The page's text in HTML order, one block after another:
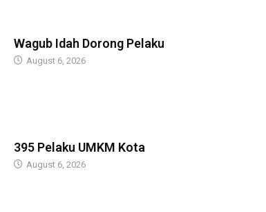
Wagub Idah Dorong Pelaku
August 6, 2026
395 Pelaku UMKM Kota
August 6, 2026